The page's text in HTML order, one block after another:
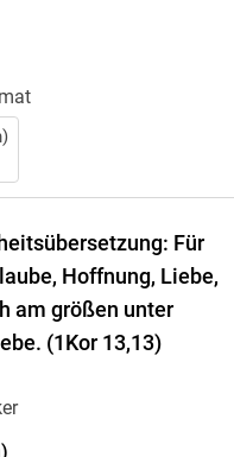
Für
Hoffnung, Liebe,
am größen unter
(1Kor 13,13)